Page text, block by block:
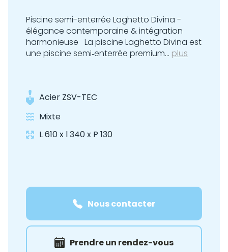
Piscine semi-enterrée Laghetto Divina -
élégance contemporaine & intégration
harmonieuse La piscine Laghetto Divina est
une piscine semi‑enterrée premium... plus
Acier ZSV-TEC
Mixte
L 610 x l 340 x P 130
Nous contacter
Prendre un rendez-vous